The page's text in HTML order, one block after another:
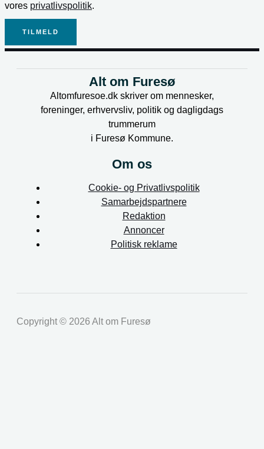
vores privatlivspolitik.
TILMELD
Alt om Furesø
Altomfuresoe.dk skriver om mennesker,
foreninger, erhvervsliv, politik og dagligdags
trummerum
i Furesø Kommune.
Om os
Cookie- og Privatlivspolitik
Samarbejdspartnere
Redaktion
Annoncer
Politisk reklame
Copyright © 2026 Alt om Furesø